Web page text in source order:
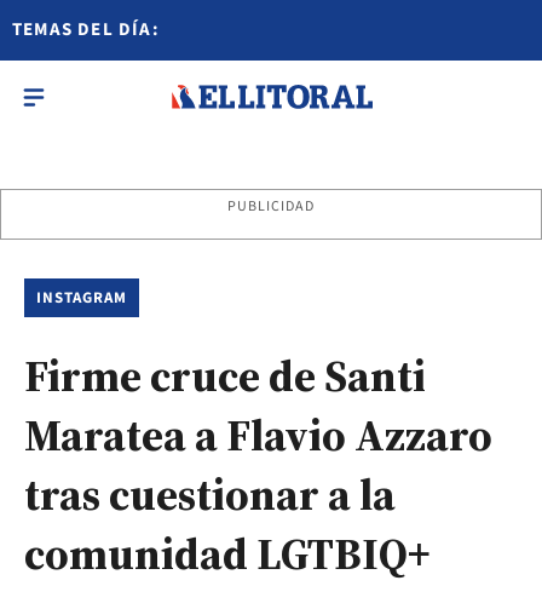
TEMAS DEL DÍA:
PUBLICIDAD
INSTAGRAM
Firme cruce de Santi
Maratea a Flavio Azzaro
tras cuestionar a la
comunidad LGTBIQ+